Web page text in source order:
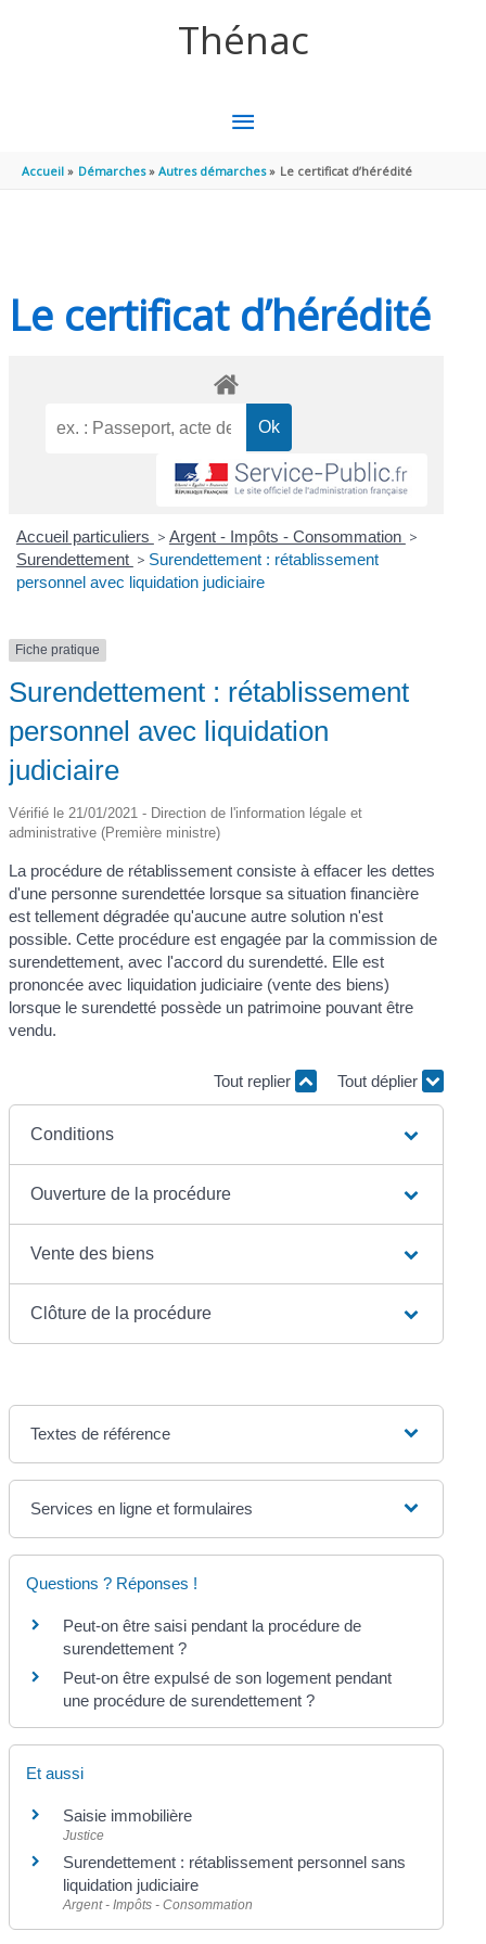
Thénac
MENU
PRINCIPAL
Accueil Démarches Autres démarches Le certificat d’hérédité
Le certificat d’hérédité
Accueil particuliers > Argent - Impôts - Consommation >
Surendettement > Surendettement : rétablissement
personnel avec liquidation judiciaire
Fiche pratique
Surendettement : rétablissement
personnel avec liquidation
judiciaire
Vérifié le 21/01/2021 - Direction de l'information légale et
administrative (Première ministre)
La procédure de rétablissement consiste à effacer les dettes
d'une personne surendettée lorsque sa situation financière
est tellement dégradée qu'aucune autre solution n'est
possible. Cette procédure est engagée par la commission de
surendettement, avec l'accord du surendetté. Elle est
prononcée avec liquidation judiciaire (vente des biens)
lorsque le surendetté possède un patrimoine pouvant être
vendu.
Tout replier Tout déplier
Conditions
Ouverture de la procédure
Vente des biens
Clôture de la procédure
Textes de référence
Services en ligne et formulaires
Questions ? Réponses !
Peut-on être saisi pendant la procédure de
surendettement ?
Peut-on être expulsé de son logement pendant
une procédure de surendettement ?
Et aussi
Saisie immobilière
Justice
Surendettement : rétablissement personnel sans
liquidation judiciaire
Argent - Impôts - Consommation